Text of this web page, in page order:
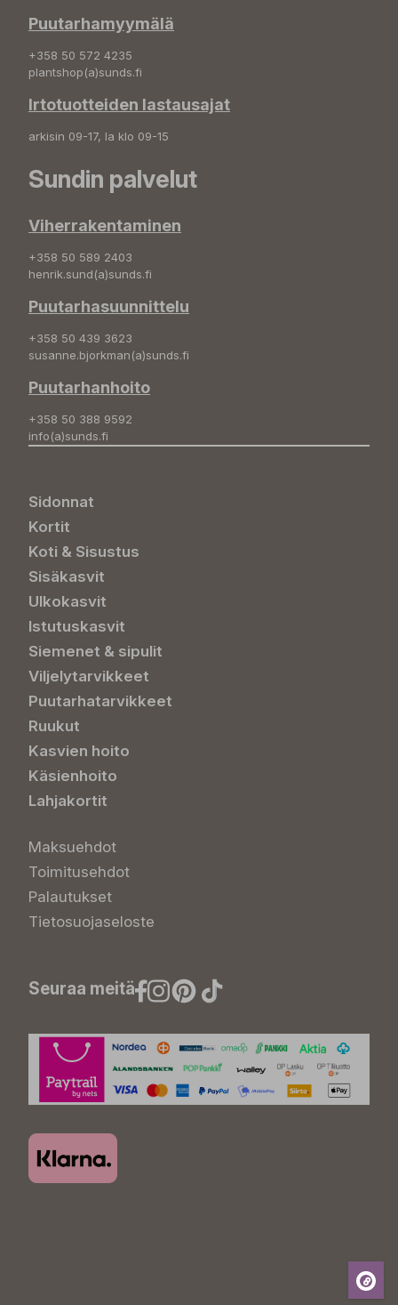
Puutarhamyymälä
+358 50 572 4235
plantshop(a)sunds.fi
Irtotuotteiden lastausajat
arkisin 09-17, la klo 09-15
Sundin palvelut
Viherrakentaminen
+358 50 589 2403
henrik.sund(a)sunds.fi
Puutarhasuunnittelu
+358 50 439 3623
susanne.bjorkman(a)sunds.fi
Puutarhanhoito
+358 50 388 9592
info(a)sunds.fi
Sidonnat
Kortit
Koti & Sisustus
Sisäkasvit
Ulkokasvit
Istutuskasvit
Siemenet & sipulit
Viljelytarvikkeet
Puutarhatarvikkeet
Ruukut
Kasvien hoito
Käsienhoito
Lahjakortit
Maksuehdot
Toimitusehdot
Palautukset
Tietosuojaseloste
Seuraa meitä